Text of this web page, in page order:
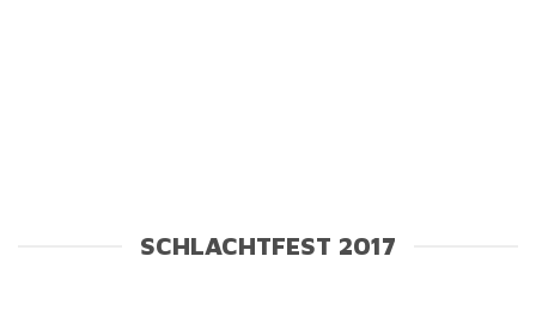
SCHLACHTFEST 2017